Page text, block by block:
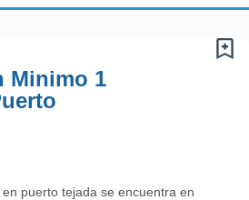
Minimo 1
puerto tejada se encuentra en